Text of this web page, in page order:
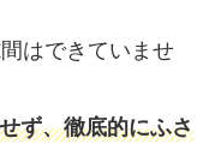
はできていませ
ず、徹底的にふさ